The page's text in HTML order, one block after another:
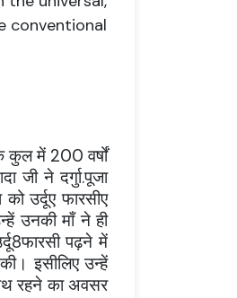
conventional
कुल में 200 वर्षों
ने दर्गुा.पूजा
उर्दूए फारसीए
उनकी माँ ने ही
पढ़ने में
इसीलिए उन्हें
रहने का अवसर